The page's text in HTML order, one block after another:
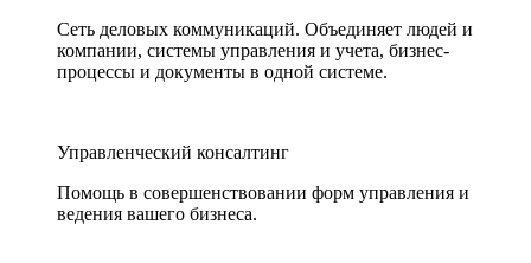
Сеть деловых коммуникаций. Объединяет людей и
компании, системы управления и учета, бизнес-
процессы и документы в одной системе.
Управленческий консалтинг
Помощь в совершенствовании форм управления и
ведения вашего бизнеса.